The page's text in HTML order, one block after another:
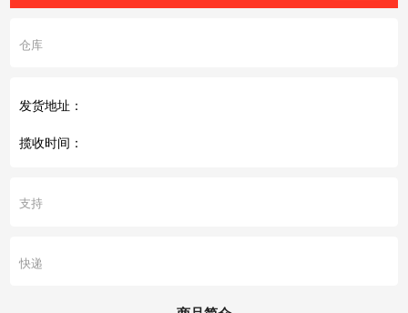
仓库
发货地址：
揽收时间：
支持
快递